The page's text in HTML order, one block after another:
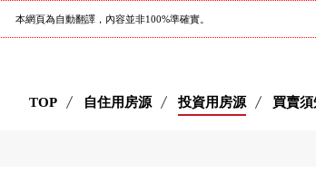
本網頁為自動翻譯，內容並非100%準確實。
TOP 自住用房源 投資用房源 買賣須